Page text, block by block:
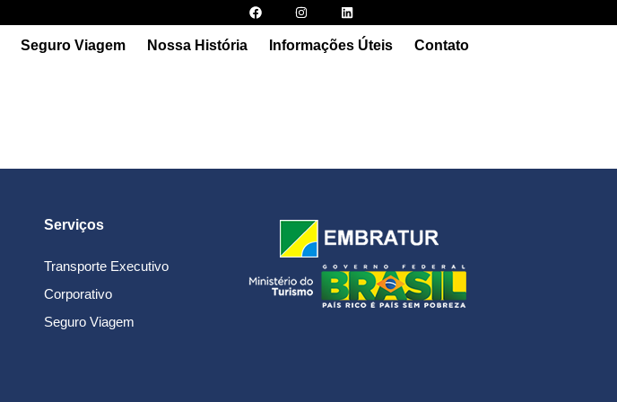
Seguro Viagem Nossa História Informações Úteis Contato
Serviços
Transporte Executivo
Corporativo
Seguro Viagem